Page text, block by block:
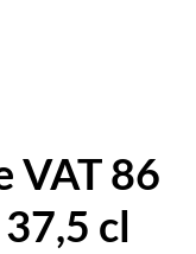
VAT 86
cl